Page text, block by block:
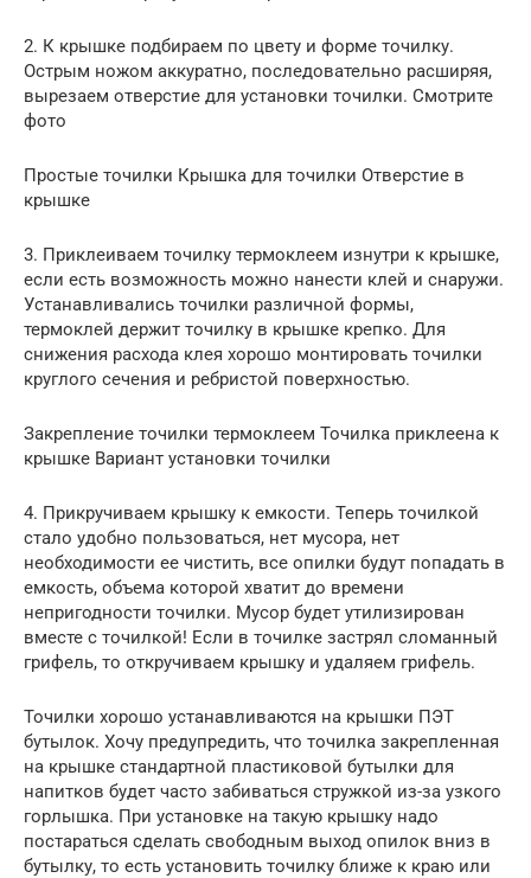
2. К крышке подбираем по цвету и форме точилку.
Острым ножом аккуратно, последовательно расширяя,
вырезаем отверстие для установки точилки. Смотрите
фото
Простые точилки Крышка для точилки Отверстие в
крышке
3. Приклеиваем точилку термоклеем изнутри к крышке,
если есть возможность можно нанести клей и снаружи.
Устанавливались точилки различной формы,
термоклей держит точилку в крышке крепко. Для
снижения расхода клея хорошо монтировать точилки
круглого сечения и ребристой поверхностью.
Закрепление точилки термоклеем Точилка приклеена к
крышке Вариант установки точилки
4. Прикручиваем крышку к емкости. Теперь точилкой
стало удобно пользоваться, нет мусора, нет
необходимости ее чистить, все опилки будут попадать в
емкость, объема которой хватит до времени
непригодности точилки. Мусор будет утилизирован
вместе с точилкой! Если в точилке застрял сломанный
грифель, то откручиваем крышку и удаляем грифель.
Точилки хорошо устанавливаются на крышки ПЭТ
бутылок. Хочу предупредить, что точилка закрепленная
на крышке стандартной пластиковой бутылки для
напитков будет часто забиваться стружкой из-за узкого
горлышка. При установке на такую крышку надо
постараться сделать свободным выход опилок вниз в
бутылку, то есть установить точилку ближе к краю или